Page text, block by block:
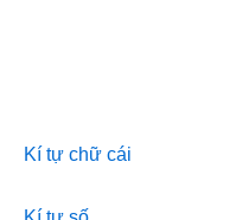
Kí tự chữ cái